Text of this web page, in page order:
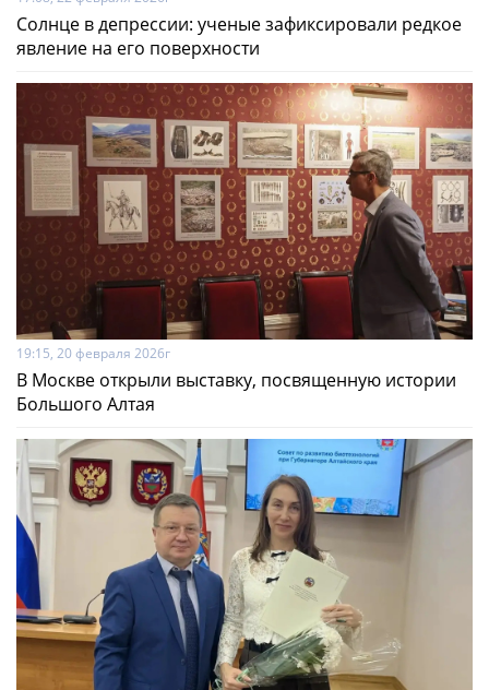
Солнце в депрессии: ученые зафиксировали редкое
явление на его поверхности
19:15, 20 февраля 2026г
В Москве открыли выставку, посвященную истории
Большого Алтая